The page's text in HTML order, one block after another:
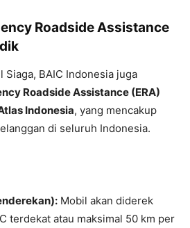
Roadside Assistance
Siaga, BAIC Indonesia juga
Roadside Assistance (ERA)
Indonesia, yang mencakup
di seluruh Indonesia.
Mobil akan diderek
terdekat atau maksimal 50 km per